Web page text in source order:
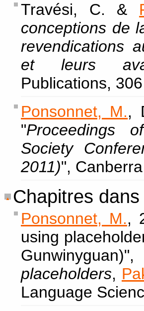
Travési, C. &
conceptions de
revendications
et leurs
Publications,
Ponsonnet, M.,
"Proceedings
Society
2011)",
Chapitres
Ponsonnet, M.,
using
placeholders,
Language